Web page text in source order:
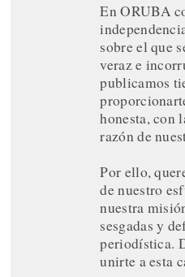
En ORUBA
sobre el que
veraz e
publicamos
honesta, con
razón de
Por ello,
de nuestro
nuestra
sesgadas y
periodística.
unirte a esta